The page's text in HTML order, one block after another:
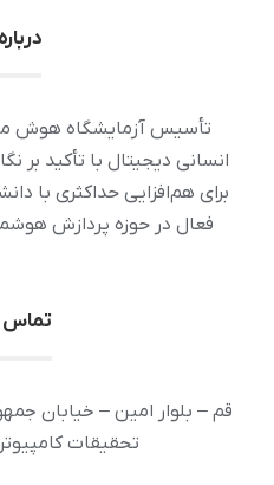
تأسیس آزمایشگاه هوش
انسانی دیجیتال با تأکید بر
برای هم‌افزایی حداکثری با
فعال در حوزه پردازش
تماس
قم – بلوار امین – خیابان
تحقیقات